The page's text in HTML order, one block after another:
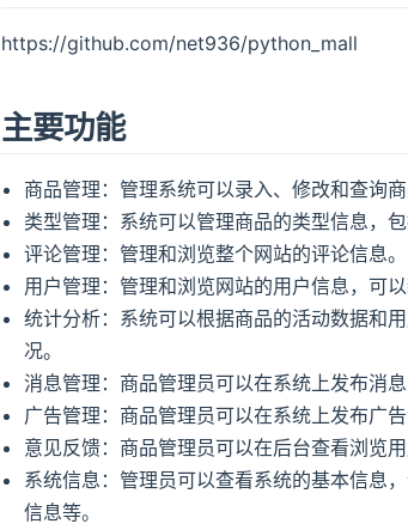
https://github.com/net936/python_mall
主要功能
商品管理：管理系统可以录入、修改和查询
类型管理：系统可以管理商品的类型信息，包
评论管理：管理和浏览整个网站的评论信息。
用户管理：管理和浏览网站的用户信息，可
统计分析：系统可以根据商品的活动数据和
况。
消息管理：商品管理员可以在系统上发布消
广告管理：商品管理员可以在系统上发布广
意见反馈：商品管理员可以在后台查看浏览
系统信息：管理员可以查看系统的基本信息
信息等。